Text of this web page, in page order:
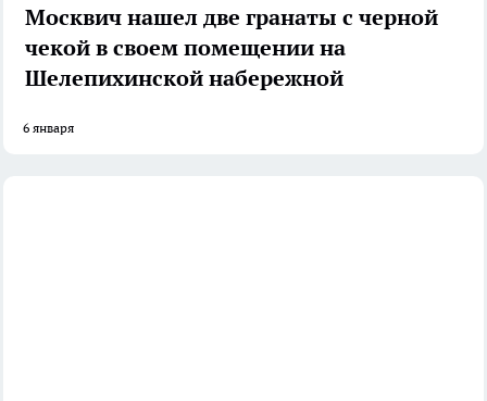
Москвич нашел две гранаты с черной
чекой в своем помещении на
Шелепихинской набережной
6 января